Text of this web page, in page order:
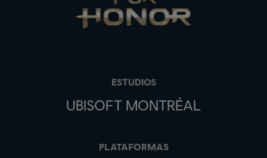
ESTUDIOS
UBISOFT MONTRÉAL
PLATAFORMAS